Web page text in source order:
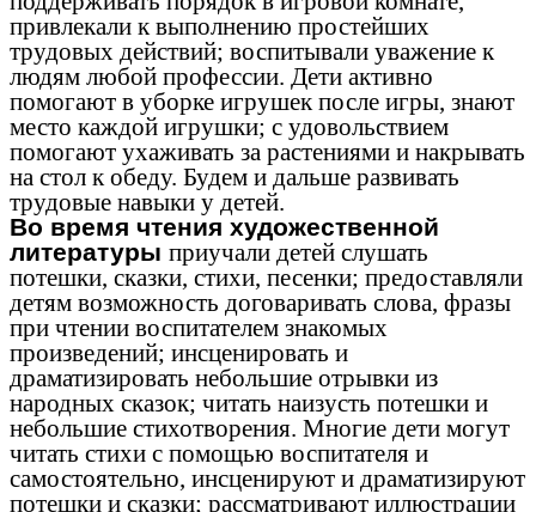
привлекали к выполнению простейших
трудовых действий; воспитывали уважение к
людям любой профессии. Дети активно
помогают в уборке игрушек после игры, знают
место каждой игрушки; с удовольствием
помогают ухаживать за растениями и накрывать
на стол к обеду. Будем и дальше развивать
трудовые навыки у детей.
Во время чтения художественной
литературы приучали детей слушать
потешки, сказки, стихи, песенки; предоставляли
детям возможность договаривать слова, фразы
при чтении воспитателем знакомых
произведений; инсценировать и
драматизировать небольшие отрывки из
народных сказок; читать наизусть потешки и
небольшие стихотворения. Многие дети могут
читать стихи с помощью воспитателя и
самостоятельно, инсценируют и драматизируют
потешки и сказки; рассматривают иллюстрации